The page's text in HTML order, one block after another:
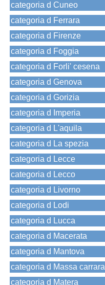
categoria d Cuneo
categoria d Ferrara
categoria d Firenze
categoria d Foggia
categoria d Forli' cesena
categoria d Genova
categoria d Gorizia
categoria d Imperia
categoria d L'aquila
categoria d La spezia
categoria d Lecce
categoria d Lecco
categoria d Livorno
categoria d Lodi
categoria d Lucca
categoria d Macerata
categoria d Mantova
categoria d Massa carrara
categoria d Matera